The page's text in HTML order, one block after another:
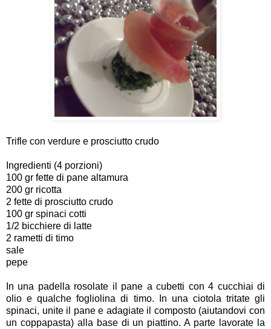
Trifle con verdure e prosciutto crudo
Ingredienti (4 porzioni)
100 gr fette di pane altamura
200 gr ricotta
2 fette di prosciutto crudo
100 gr spinaci cotti
1/2 bicchiere di latte
2 rametti di timo
sale
pepe
In una padella rosolate il pane a cubetti con 4 cucchiai di
olio e qualche fogliolina di timo. In una ciotola tritate gli
spinaci, unite il pane e adagiate il composto (aiutandovi con
un coppapasta) alla base di un piattino. A parte lavorate la